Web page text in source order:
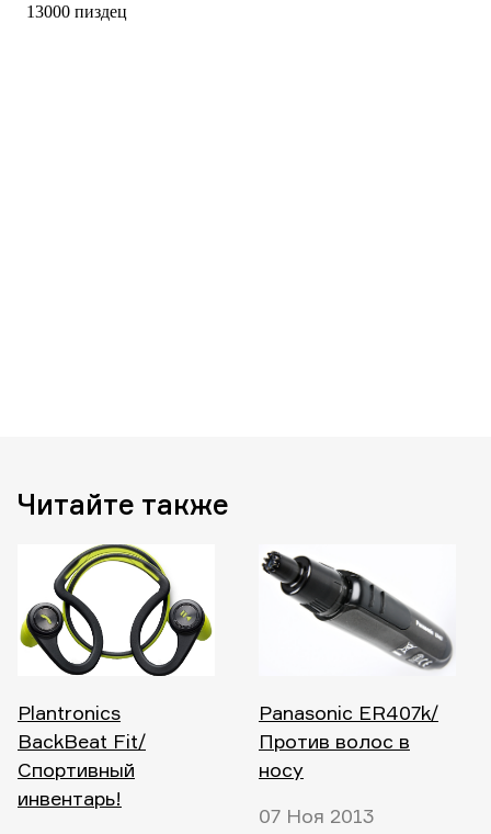
Читайте также
Plantronics
BackBeat Fit/
Спортивный
инвентарь!
Panasonic ER407k/
Против волос в
носу
07 Ноя 2013